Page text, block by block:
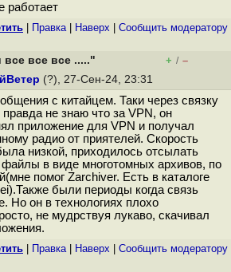
работает
Правка| Наверх Cообщить модератору
все все ....." + / –
(?), 27-Сен-24, 23:31
с китайцем. Таки через связку
не знаю что за VPN, он
приложение для VPN и получал
радио от приятелей. Скорость
низкой, приходилось отсылать
файлы в виде многотомных архивов, по
помог Zarchiver. Есть в каталоге
были периоды когда связь
Но он в технологиях плохо
не мудрствуя лукаво, скачивал
Правка| Наверх Cообщить модератору